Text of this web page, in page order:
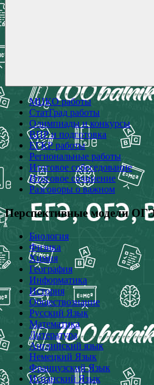
МЦКО работы
СтатГрад работы
Олимпиады и конкурсы
ВПР и подготовка
ЕГКР работы
Региональные работы
Итоговое собеседование
Итоговое сочинение
Разговоры о важном
Перспективные модели
Биология
Физика
Химия
География
Информатика
История
Обществознание
Русский Язык
Математика
Литература
Английский язык
Немецкий Язык
Французский Язык
Испанский Язык